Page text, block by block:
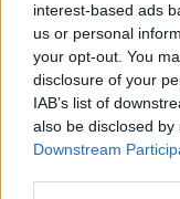
interest-based ads
us or personal
your opt-out. You
disclosure of your
IAB’s list of
also be disclosed
Downstream
Responder
angel1992
Publicado5